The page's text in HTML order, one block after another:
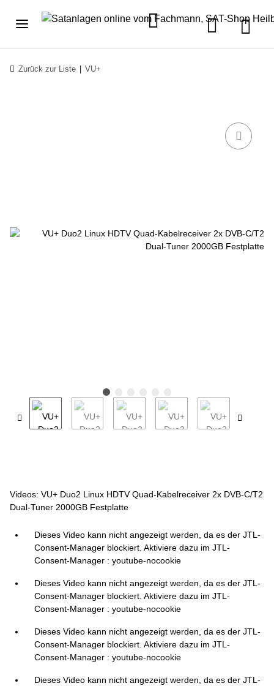
Zurück zur Liste VU+
Videos: VU+ Duo2 Linux HDTV Quad-Kabelreceiver 2x DVB-C/T2
Dual-Tuner 2000GB Festplatte
Dieses Video kann nicht angezeigt werden, da es der JTL-
Consent-Manager blockiert. Aktiviere dazu im JTL-
Consent-Manager : youtube-nocookie
Dieses Video kann nicht angezeigt werden, da es der JTL-
Consent-Manager blockiert. Aktiviere dazu im JTL-
Consent-Manager : youtube-nocookie
Dieses Video kann nicht angezeigt werden, da es der JTL-
Consent-Manager blockiert. Aktiviere dazu im JTL-
Consent-Manager : youtube-nocookie
Dieses Video kann nicht angezeigt werden, da es der JTL-